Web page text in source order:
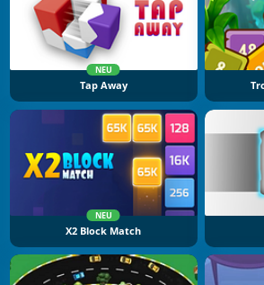
NEU
Tap Away
NEU
X2 Block Match